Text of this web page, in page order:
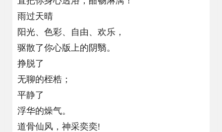
雨过天晴
阳光、色彩、自由、欢乐，
驱散了你心版上的阴翳。
挣脱了
无聊的桎梏；
平静了
浮华的燥气。
道骨仙风，神采奕奕!